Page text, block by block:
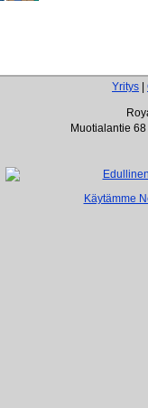
Yritys
Muotialantie
Käytämme